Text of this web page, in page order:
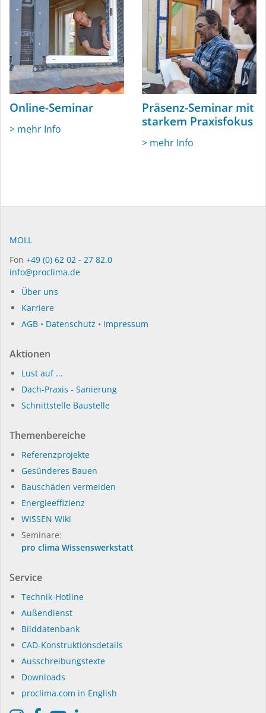
Online-Seminar
> mehr Info
Präsenz-Seminar mit
starkem Praxisfokus
> mehr Info
MOLL
Fon +49 (0) 62 02 - 27 82.0
info@proclima.de
Über uns
Karriere
AGB • Datenschutz • Impressum
Aktionen
Lust auf ...
Dach-Praxis - Sanierung
Schnittstelle Baustelle
Themenbereiche
Referenzprojekte
Gesünderes Bauen
Bauschäden vermeiden
Energieeffizienz
WISSEN Wiki
Seminare:
pro clima Wissenswerkstatt
Service
Technik-Hotline
Außendienst
Bilddatenbank
CAD-Konstruktionsdetails
Ausschreibungstexte
Downloads
proclima.com in English